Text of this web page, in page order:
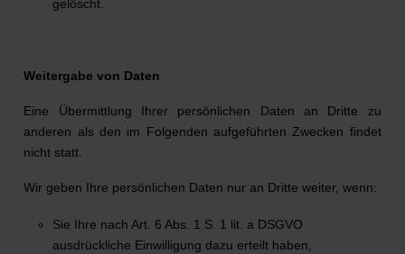
gelöscht.
Weitergabe von Daten
Eine Übermittlung Ihrer persönlichen Daten an Dritte zu
anderen als den im Folgenden aufgeführten Zwecken findet
nicht statt.
Wir geben Ihre persönlichen Daten nur an Dritte weiter, wenn:
Sie Ihre nach Art. 6 Abs. 1 S. 1 lit. a DSGVO
ausdrückliche Einwilligung dazu erteilt haben,